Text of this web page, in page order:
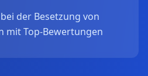
der Besetzung von
mit Top-Bewertungen